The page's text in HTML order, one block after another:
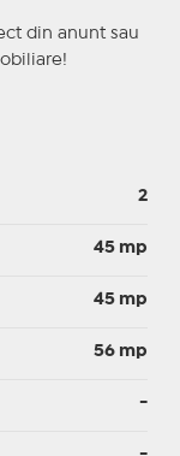
din anunt sau
2
45 mp
45 mp
56 mp
-